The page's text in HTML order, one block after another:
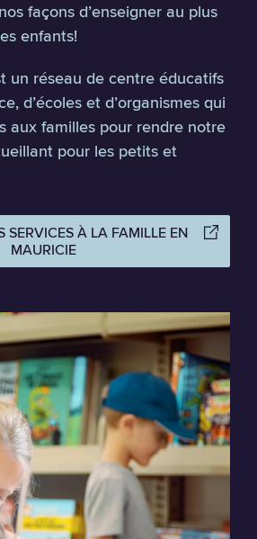
façons d’enseigner au plus
enfants!
un réseau de centre éducatifs
d’écoles et d’organismes qui
aux familles pour rendre notre
pour les petits et
SERVICES À LA FAMILLE EN
MAURICIE